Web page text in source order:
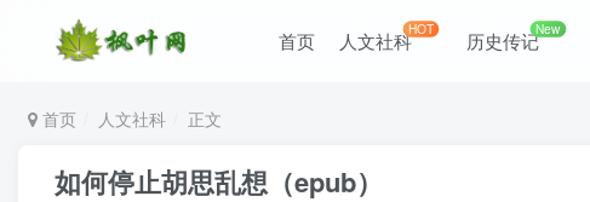
首页 人文社科HOT 历史传记New
首页 人文社科 正文
如何停止胡思乱想（epub）